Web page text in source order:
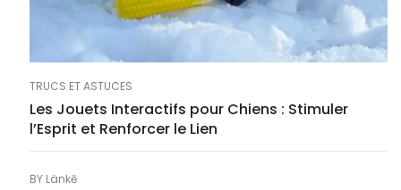
TRUCS ET ASTUCES
Les Jouets Interactifs pour Chiens : Stimuler
l’Esprit et Renforcer le Lien
BY Länkē